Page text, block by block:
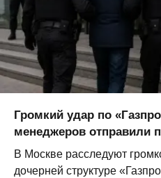
Громкий удар по
менеджеров отправили
В Москве расследуют
дочерней структуре